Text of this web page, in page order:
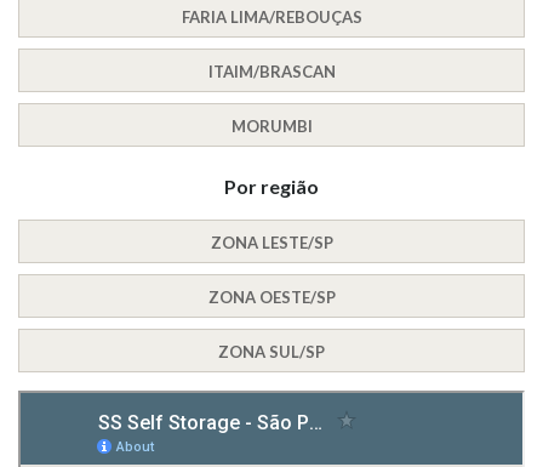
FARIA LIMA/REBOUÇAS
ITAIM/BRASCAN
MORUMBI
Por região
ZONA LESTE/SP
ZONA OESTE/SP
ZONA SUL/SP